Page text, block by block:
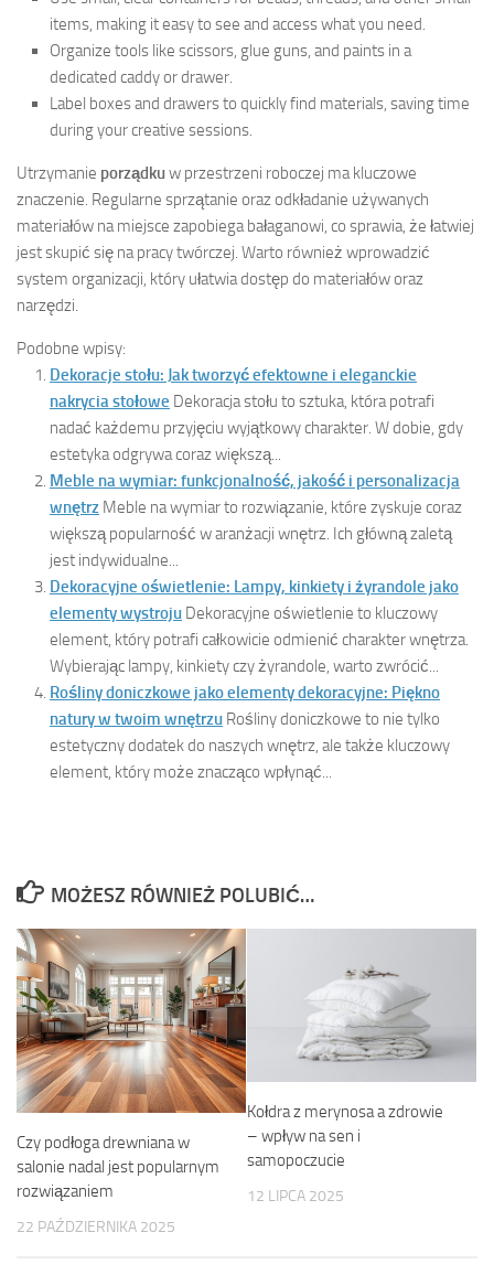
items, making it easy to see and access what you need.
Organize tools like scissors, glue guns, and paints in a
dedicated caddy or drawer.
Label boxes and drawers to quickly find materials, saving time
during your creative sessions.
Utrzymanie porządkuw przestrzeni roboczej ma kluczowe
znaczenie. Regularne sprzątanie oraz odkładanie używanych
materiałów na miejsce zapobiega bałaganowi, co sprawia, że łatwiej
jest skupić się na pracy twórczej. Warto również wprowadzić
system organizacji, który ułatwia dostęp do materiałów oraz
narzędzi.
Podobne wpisy:
Dekoracje stołu: Jak tworzyć efektowne i eleganckie
nakrycia stołowe Dekoracja stołu to sztuka, która potrafi
nadać każdemu przyjęciu wyjątkowy charakter. W dobie, gdy
estetyka odgrywa coraz większą...
Meble na wymiar: funkcjonalność, jakość i personalizacja
wnętrz Meble na wymiar to rozwiązanie, które zyskuje coraz
większą popularność w aranżacji wnętrz. Ich główną zaletą
jest indywidualne...
Dekoracyjne oświetlenie: Lampy, kinkiety i żyrandole jako
elementy wystroju Dekoracyjne oświetlenie to kluczowy
element, który potrafi całkowicie odmienić charakter wnętrza.
Wybierając lampy, kinkiety czy żyrandole, warto zwrócić...
Rośliny doniczkowe jako elementy dekoracyjne: Piękno
natury w twoim wnętrzu Rośliny doniczkowe to nie tylko
estetyczny dodatek do naszych wnętrz, ale także kluczowy
element, który może znacząco wpłynąć...
MOŻESZ RÓWNIEŻ POLUBIĆ…
Czy podłoga drewniana w
salonie nadal jest popularnym
rozwiązaniem
22 PAŹDZIERNIKA 2025
Kołdra z merynosa a zdrowie
– wpływ na sen i
samopoczucie
12 LIPCA 2025